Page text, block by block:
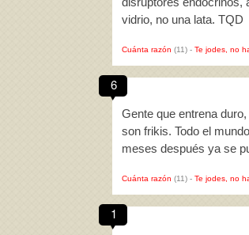
vidrio, no una lata. TQD
Cuánta razón (11) - Te jodes, no
6
Gente que entrena
son frikis. Todo el
meses después ya se
Cuánta razón (11) - Te jodes, no
1